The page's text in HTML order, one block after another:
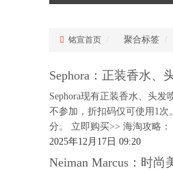
铭宣首页 聚合标签
Sephora：正装香水
Sephora现有正装香水、头
不参加，折扣码仅可使用1次
分。 立即购买>> 海淘攻略
2025年12月17日 09:20
Neiman Marcus：时